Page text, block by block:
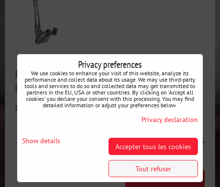
Frein à main hydraulique SKELETOR en aluminium -
Cylindre OBP avec réservoir
Disponibilité:En stock
379 €incl. VAT
SELECT VARIANT
Privacy preferences
We use cookies to enhance your visit of this website, analyze its
performance and collect data about its usage. We may use third-party
tools and services to do so and collected data may get transmitted to
partners in the EU, USA or other countries. By clicking on 'Accept all
cookies' you declare your consent with this processing. You may find
detailed information or adjust your preferences below.
Privacy declaration
Show details
Accepter tous les cookies
Tout refuser